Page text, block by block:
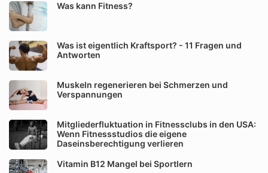
Was kann Fitness?
Was ist eigentlich Kraftsport? - 11 Fragen und
Antworten
Muskeln regenerieren bei Schmerzen und
Verspannungen
Mitgliederfluktuation in Fitnessclubs in den USA:
Wenn Fitnessstudios die eigene
Daseinsberechtigung verlieren
Vitamin B12 Mangel bei Sportlern